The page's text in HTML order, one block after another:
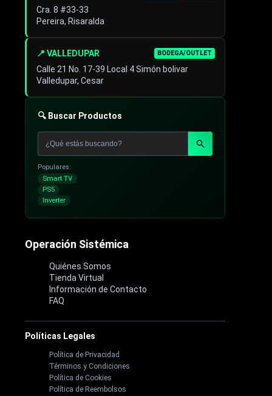
📍 VALLEDUPAR BODEGA/OUTLET
Calle 21 No. 17-39 Local 4 Simón bolivar
Valledupar, Cesar
Cra. 8 #33-33
Pereira, Risaralda
🔍 Buscar Productos
Populares:
Smart TV
PS5
Inverter
Operación Sistémica
Quiénes Somos
Tienda Virtual
Información de Contacto
FAQ
Políticas Legales
Política de Privacidad
Términos y Condiciones
Política de Cookies
Política de Reembolsos